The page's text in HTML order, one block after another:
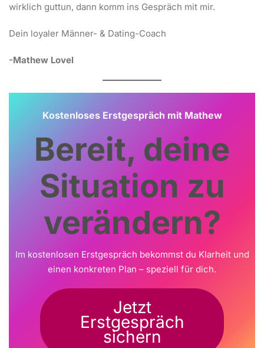
wirklich guttun, dann komm ins Gespräch mit mir.
Dein loyaler Männer- & Dating-Coach
-Mathew Lovel
Kostenloses Erstgespräch mit Mathew
Bereit, deine
Situation zu
verändern?
Im kostenlosen Erstgespräch bekommst du Klarheit und
einen konkreten Plan – speziell für dich.
Jetzt
Erstgespräch
sichern